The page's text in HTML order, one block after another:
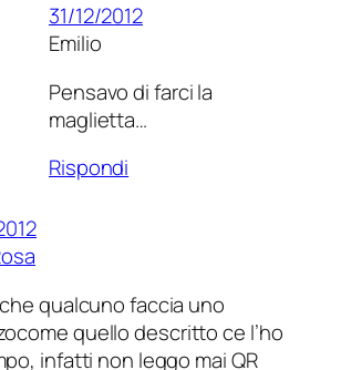
31/12/2012
Emilio
Pensavo di farci la
maglietta…
Rispondi
che qualcuno faccia uno
come quello descritto ce l’ho
infatti non leggo mai QR